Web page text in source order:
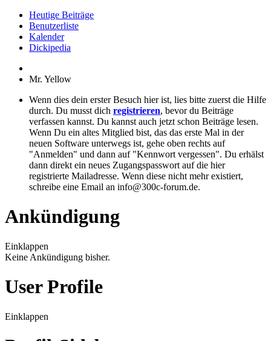
Heutige Beiträge
Benutzerliste
Kalender
Dickipedia
Mr. Yellow
Wenn dies dein erster Besuch hier ist, lies bitte zuerst die Hilfe
durch. Du musst dich registrieren, bevor du Beiträge
verfassen kannst. Du kannst auch jetzt schon Beiträge lesen.
Wenn Du ein altes Mitglied bist, das das erste Mal in der
neuen Software unterwegs ist, gehe oben rechts auf
"Anmelden" und dann auf "Kennwort vergessen". Du erhälst
dann direkt ein neues Zugangspasswort auf die hier
registrierte Mailadresse. Wenn diese nicht mehr existiert,
schreibe eine Email an info@300c-forum.de.
Ankündigung
Einklappen
Keine Ankündigung bisher.
User Profile
Einklappen